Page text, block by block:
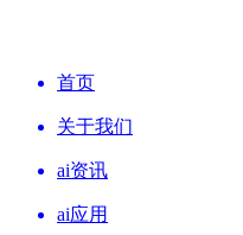
首页
关于我们
ai资讯
ai应用